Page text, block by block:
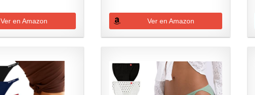
Ver en Amazon Ver en Amazon